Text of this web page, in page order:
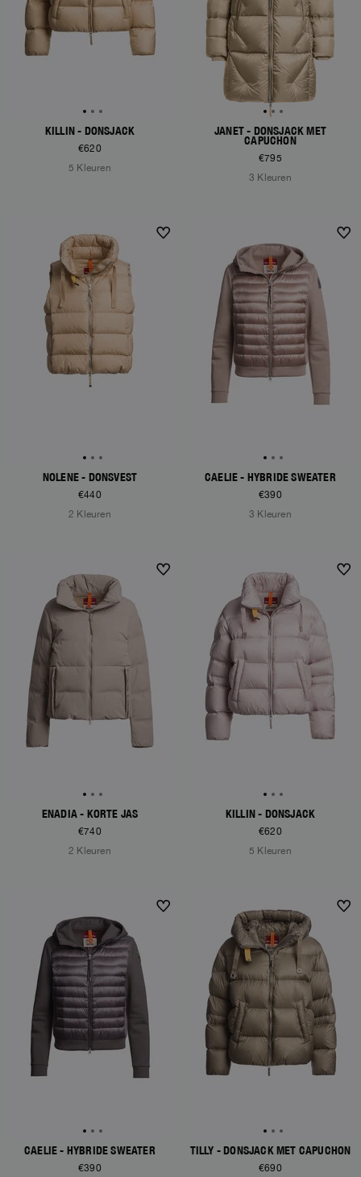
KILLIN - DONSJACK
€620
5 Kleuren
JANET - DONSJACK MET
CAPUCHON
€795
3 Kleuren
NEW ARRIVALS
NOLENE - DONSVEST
€440
2 Kleuren
CAELIE - HYBRIDE SWEATER
€390
3 Kleuren
NEW ARRIVALS
ENADIA - KORTE JAS
€740
2 Kleuren
NEW ARRIVALS
KILLIN - DONSJACK
€620
5 Kleuren
CAELIE - HYBRIDE SWEATER
€390
NEW ARRIVALS
TILLY - DONSJACK MET CAPUCHON
€690